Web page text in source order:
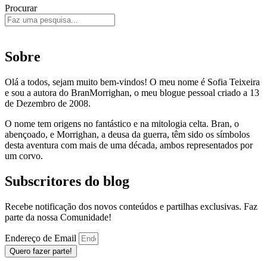
Procurar
Sobre
Olá a todos, sejam muito bem-vindos! O meu nome é Sofia Teixeira
e sou a autora do BranMorrighan, o meu blogue pessoal criado a 13
de Dezembro de 2008.
O nome tem origens no fantástico e na mitologia celta. Bran, o
abençoado, e Morrighan, a deusa da guerra, têm sido os símbolos
desta aventura com mais de uma década, ambos representados por
um corvo.
Subscritores do blog
Recebe notificação dos novos conteúdos e partilhas exclusivas. Faz
parte da nossa Comunidade!
Endereço de Email
Quero fazer parte!